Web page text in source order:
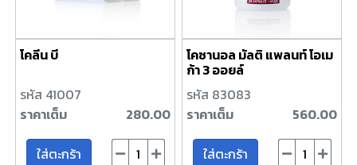
โคลีน บี
รหัส 41007
ราคาเต็ม
280.00
ใส่ตะกร้า
โคซานอล มัลติ แพลนท์ โอเม
ก้า 3 ออยล์
รหัส 83083
ราคาเต็ม
560.00
ใส่ตะกร้า